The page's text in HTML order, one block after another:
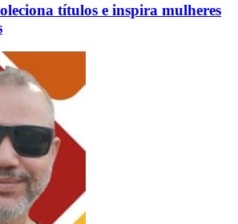
títulos e inspira mulheres